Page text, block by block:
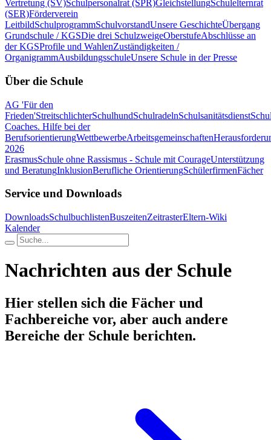
Vertretung (SV)Schulpersonalrat (SPR)GleichstellungSchulelternrat
(SER)Förderverein
LeitbildSchulprogrammSchulvorstandUnsere GeschichteÜbergang
Grundschule / KGSDie drei SchulzweigeOberstufeAbschlüsse an
der KGSProfile und WahlenZuständigkeiten /
OrganigrammAusbildungsschuleUnsere Schule in der Presse
Über die Schule
AG 'Für den
Frieden'StreitschlichterSchulhundSchulradelnSchulsanitätsdienst
Coaches. Hilfe bei der
BerufsorientierungWettbewerbeArbeitsgemeinschaften
2026
ErasmusSchule ohne Rassismus - Schule mit CourageUnterstützung
und BeratungInklusionBerufliche OrientierungSchülerfirmenFächer
Service und Downloads
DownloadsSchulbuchlistenBuszeitenZeitrasterEltern-Wiki
Kalender
Nachrichten aus der Schule
Hier stellen sich die Fächer und
Fachbereiche vor, aber auch andere
Bereiche der Schule berichten.